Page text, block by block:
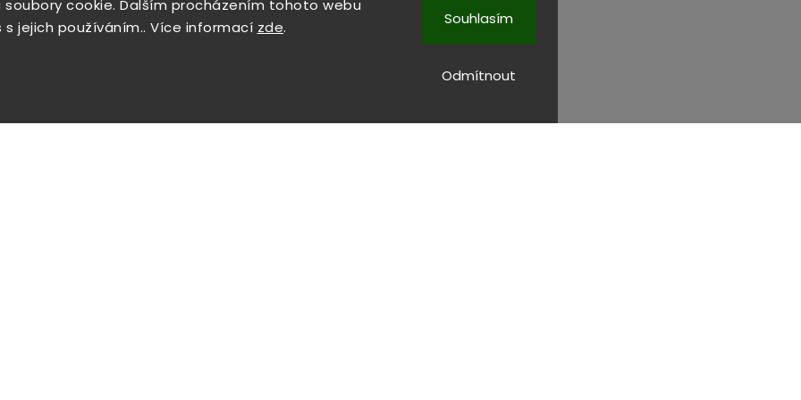
cookie. Dalším procházením tohoto webu
jejich používáním.. Více informací zde.
Odmítnout
Souhlasím